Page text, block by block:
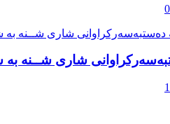
شاری شــنە بە